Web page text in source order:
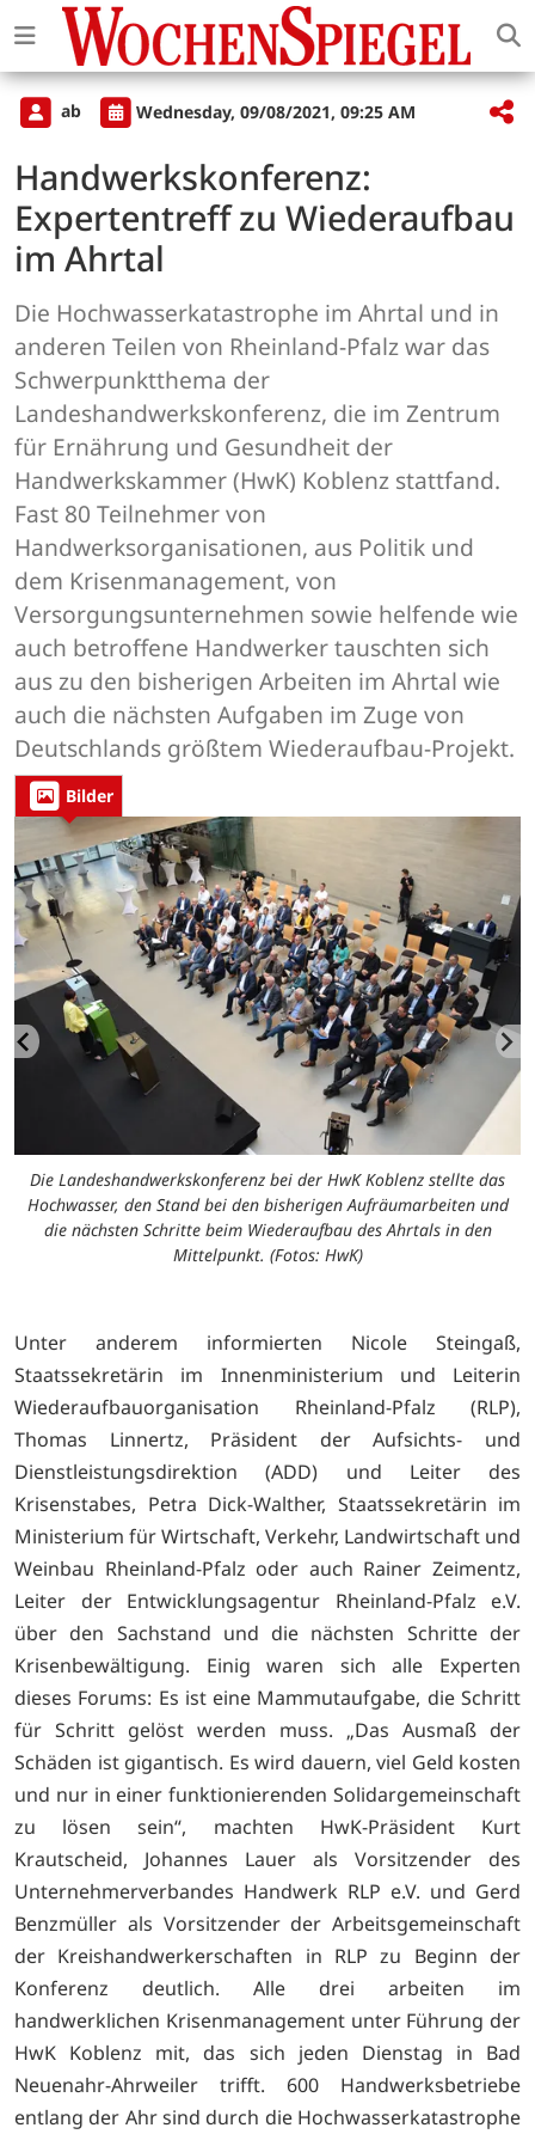
ab Wednesday, 09/08/2021, 09:25 AM
Handwerkskonferenz:
Expertentreff zu Wiederaufbau
im Ahrtal
Die Hochwasserkatastrophe im Ahrtal und in
anderen Teilen von Rheinland-Pfalz war das
Schwerpunktthema der
Landeshandwerkskonferenz, die im Zentrum
für Ernährung und Gesundheit der
Handwerkskammer (HwK) Koblenz stattfand.
Fast 80 Teilnehmer von
Handwerksorganisationen, aus Politik und
dem Krisenmanagement, von
Versorgungsunternehmen sowie helfende wie
auch betroffene Handwerker tauschten sich
aus zu den bisherigen Arbeiten im Ahrtal wie
auch die nächsten Aufgaben im Zuge von
Deutschlands größtem Wiederaufbau-Projekt.
Bilder
Die Landeshandwerkskonferenz bei der HwK Koblenz stellte das
Hochwasser, den Stand bei den bisherigen Aufräumarbeiten und
die nächsten Schritte beim Wiederaufbau des Ahrtals in den
Mittelpunkt. (Fotos: HwK)
Unter anderem informierten Nicole Steingaß,
Staatssekretärin im Innenministerium und Leiterin
Wiederaufbauorganisation Rheinland-Pfalz (RLP),
Thomas Linnertz, Präsident der Aufsichts- und
Dienstleistungsdirektion (ADD) und Leiter des
Krisenstabes, Petra Dick-Walther, Staatssekretärin im
Ministerium für Wirtschaft, Verkehr, Landwirtschaft und
Weinbau Rheinland-Pfalz oder auch Rainer Zeimentz,
Leiter der Entwicklungsagentur Rheinland-Pfalz e.V.
über den Sachstand und die nächsten Schritte der
Krisenbewältigung. Einig waren sich alle Experten
dieses Forums: Es ist eine Mammutaufgabe, die Schritt
für Schritt gelöst werden muss. „Das Ausmaß der
Schäden ist gigantisch. Es wird dauern, viel Geld kosten
und nur in einer funktionierenden Solidargemeinschaft
zu lösen sein“, machten HwK-Präsident Kurt
Krautscheid, Johannes Lauer als Vorsitzender des
Unternehmerverbandes Handwerk RLP e.V. und Gerd
Benzmüller als Vorsitzender der Arbeitsgemeinschaft
der Kreishandwerkerschaften in RLP zu Beginn der
Konferenz deutlich. Alle drei arbeiten im
handwerklichen Krisenmanagement unter Führung der
HwK Koblenz mit, das sich jeden Dienstag in Bad
Neuenahr-Ahrweiler trifft. 600 Handwerksbetriebe
entlang der Ahr sind durch die Hochwasserkatastrophe